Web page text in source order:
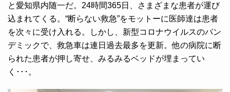
と愛知県内随一だ。24時間365日、さまざまな患者が運び
込まれてくる。“断らない救急”をモットーに医師達は患者
を次々に受け入れる。しかし、新型コロナウイルスのパン
デミックで、救急車は連日過去最多を更新。他の病院に断
られた患者が押し寄せ、みるみるベッドが埋まってい
く･･･。